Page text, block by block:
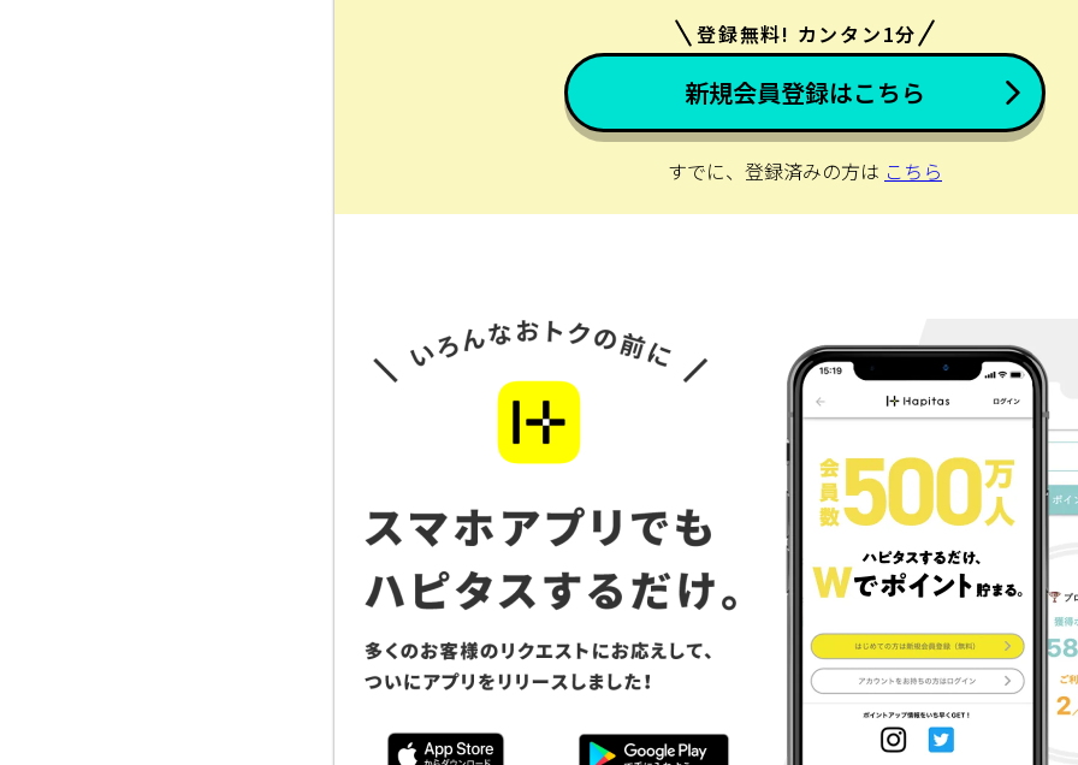
登録無料! カンタン1分
新規会員登録はこちら
すでに、登録済みの方は こちら